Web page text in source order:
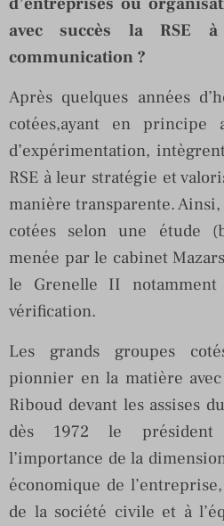
avec succès la RSE
communication ?
Après quelques années
cotées,ayant en principe
d’expérimentation,
RSE à leur stratégie et
manière transparente.
cotées selon une étude
menée par le cabinet
le Grenelle II
vérification.
Les grands groupes
pionnier en la matière
Riboud devant les assises
dès 1972 le président
l’importance de la
économique de
de la société civile et à